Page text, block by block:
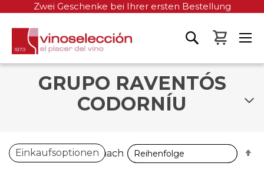
Zwei Geschenke bei Ihrer ersten Bestellung
Mein
GRUPO RAVENTÓS
CODORNÍU
Einkaufsoptionen
Sortieren nach
Sortieren nach